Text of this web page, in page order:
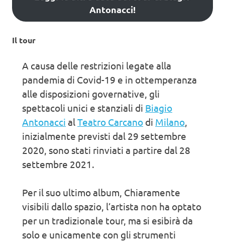
Antonacci!
Il tour
A causa delle restrizioni legate alla
pandemia di Covid-19 e in ottemperanza
alle disposizioni governative, gli
spettacoli unici e stanziali di Biagio
Antonacci alTeatro Carcano di Milano,
inizialmente previsti dal 29 settembre
2020, sono stati rinviati a partire dal 28
settembre 2021.
Per il suo ultimo album, Chiaramente
visibili dallo spazio, l’artista non ha optato
per un tradizionale tour, ma si esibirà da
solo e unicamente con gli strumenti